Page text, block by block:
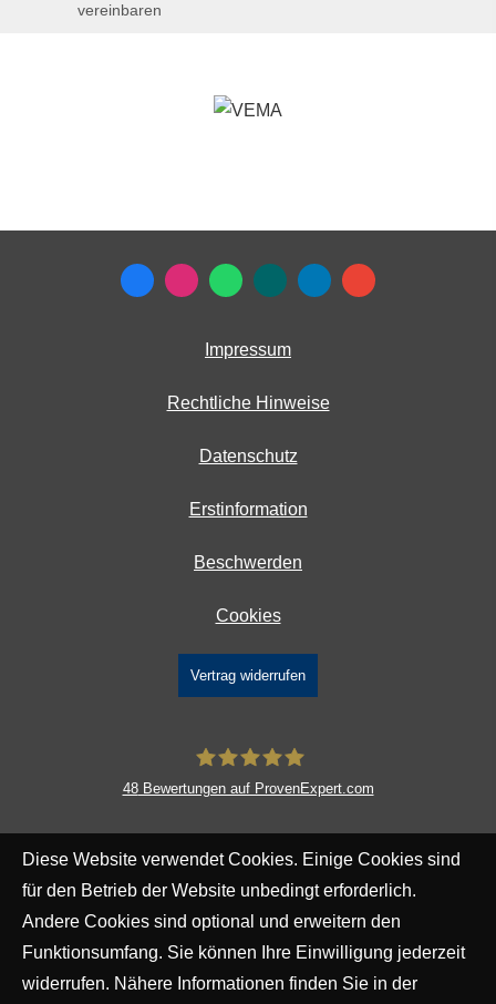
vereinbaren
Impressum
Rechtliche Hinweise
Datenschutz
Erstinformation
Beschwerden
Cookies
Vertrag widerrufen
Co. KG
48Bewertungen auf ProvenExpert.com
Diese Website verwendet Cookies. Einige Cookies sind
für den Betrieb der Website unbedingt erforderlich.
Andere Cookies sind optional und erweitern den
Funktionsumfang. Sie können Ihre Einwilligung jederzeit
widerrufen. Nähere Informationen finden Sie in der